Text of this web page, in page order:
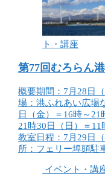
ト・講座
第77回むろらん
概要期間：7月28日
場：港ふれあい広場
日（金）＝16時～21
21時30日（日）＝
教室日程：7月29日
所：フェリー埠頭駐
イベント・講